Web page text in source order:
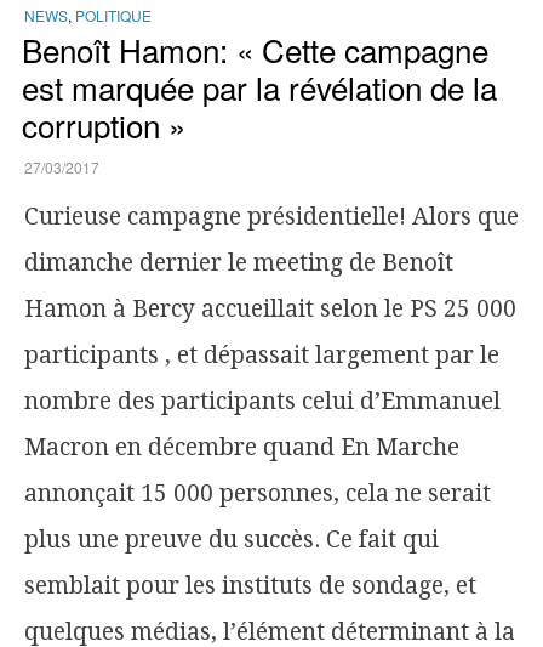
NEWS, POLITIQUE
Benoît Hamon: « Cette campagne
est marquée par la révélation de la
corruption »
27/03/2017
Curieuse campagne présidentielle! Alors que
dimanche dernier le meeting de Benoît
Hamon à Bercy accueillait selon le PS 25 000
participants , et dépassait largement par le
nombre des participants celui d’Emmanuel
Macron en décembre quand En Marche
annonçait 15 000 personnes, cela ne serait
plus une preuve du succès. Ce fait qui
semblait pour les instituts de sondage, et
quelques médias, l’élément déterminant à la